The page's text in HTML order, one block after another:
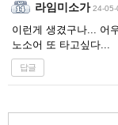
라임미소가 24-
이런게 생겼구나... 어
노소어 또 타고싶다...
답글